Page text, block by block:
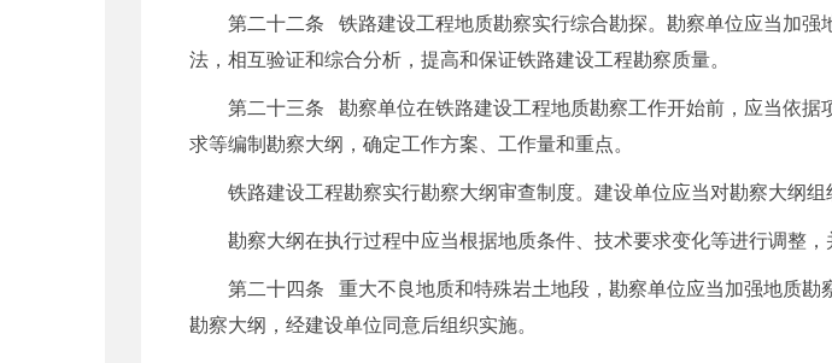
第二十二条 铁路建设工程地质勘察实行综合勘探。勘察单位应当加
法，相互验证和综合分析，提高和保证铁路建设工程勘察质量。
第二十三条 勘察单位在铁路建设工程地质勘察工作开始前，应当依
求等编制勘察大纲，确定工作方案、工作量和重点。
铁路建设工程勘察实行勘察大纲审查制度。建设单位应当对勘察大纲
勘察大纲在执行过程中应当根据地质条件、技术要求变化等进行调整，
第二十四条 重大不良地质和特殊岩土地段，勘察单位应当加强地质
勘察大纲，经建设单位同意后组织实施。